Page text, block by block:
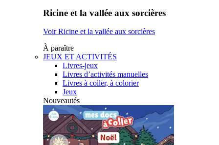
Ricine et la vallée aux sorcières
Voir Ricine et la vallée aux sorcières
À paraître
JEUX ET ACTIVITÉS
Livres-jeux
Livres d’activités manuelles
Livres à coller, à colorier
Jeux
Nouveautés